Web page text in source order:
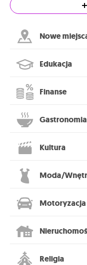
Nowe
Edukacja
Finanse
Gastronomia
Kultura
Moda/
Motoryzacja
Religia